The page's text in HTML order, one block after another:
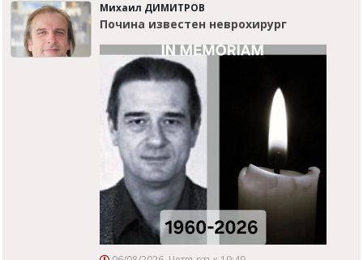
Михаил ДИМИТРОВ
Почина известен неврохирург